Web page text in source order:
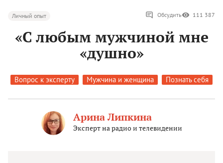
Личный опыт Обсудить 111 387
«С любым мужчиной мне
«душно»
Вопрос к эксперту Мужчина и женщина Познать себя
Арина Липкина
Эксперт на радио и телевидении